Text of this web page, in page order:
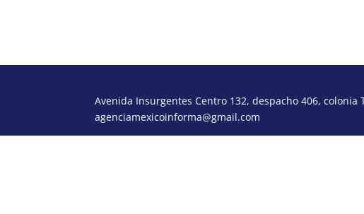
Avenida Insurgentes Centro 132, despacho 406, colonia
agenciamexicoinforma@gmail.com